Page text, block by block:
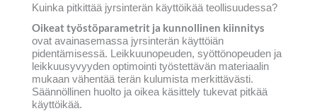
Kuinka pitkittää jyrsinterän käyttöikää teollisuudessa?
Oikeat työstöparametrit ja kunnollinen kiinnitys
ovat avainasemassa jyrsinterän käyttöiän
pidentämisessä. Leikkuunopeuden, syöttönopeuden ja
leikkuusyvyyden optimointi työstettävän materiaalin
mukaan vähentää terän kulumista merkittävästi.
Säännöllinen huolto ja oikea käsittely tukevat pitkää
käyttöikää.